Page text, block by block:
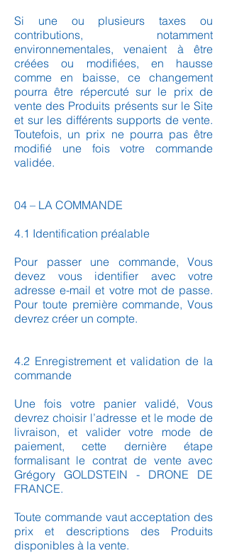
Si une ou plusieurs taxes ou
contributions, notamment
environnementales, venaient à être
créées ou modifiées, en hausse
comme en baisse, ce changement
pourra être répercuté sur le prix de
vente des Produits présents sur le Site
et sur les différents supports de vente.
Toutefois, un prix ne pourra pas être
modifié une fois votre commande
validée.
04 – LA COMMANDE
4.1 Identification préalable
Pour passer une commande, Vous
devez vous identifier avec votre
adresse e-mail et votre mot de passe.
Pour toute première commande, Vous
devrez créer un compte.
4.2 Enregistrement et validation de la
commande
Une fois votre panier validé, Vous
devrez choisir l’adresse et le mode de
livraison, et valider votre mode de
paiement, cette dernière étape
formalisant le contrat de vente avec
Grégory GOLDSTEIN - DRONE DE
FRANCE.
Toute commande vaut acceptation des
prix et descriptions des Produits
disponibles à la vente.